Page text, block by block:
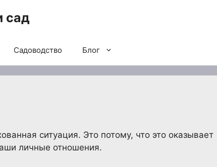
сад
Садоводство Блог
ситуация. Это потому, что это оказывает
личные отношения.